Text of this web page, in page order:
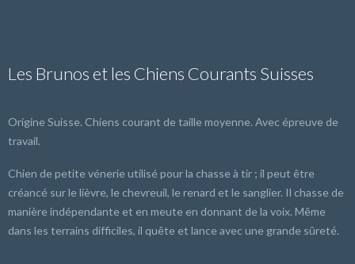
Les Brunos et les Chiens Courants Suisses
Origine Suisse. Chiens courant de taille moyenne. Avec épreuve de
travail.
Chien de petite vénerie utilisé pour la chasse à tir ; il peut être
créancé sur le lièvre, le chevreuil, le renard et le sanglier. Il chasse de
manière indépendante et en meute en donnant de la voix. Même
dans les terrains difficiles, il quête et lance avec une grande sûreté.